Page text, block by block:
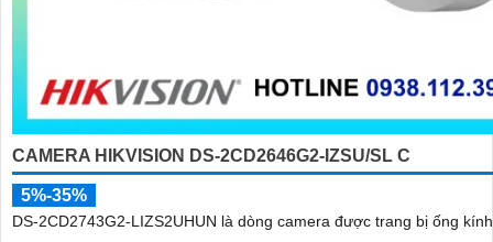
CAMERA HIKVISION DS-2CD2646G2-IZSU/SL C
5%-35%
DS-2CD2743G2-LIZS2UHUN là dòng camera được trang bị ống